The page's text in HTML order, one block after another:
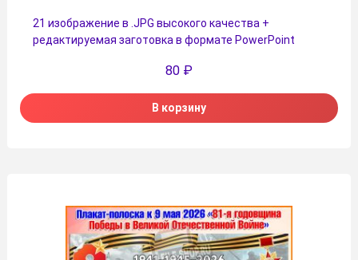
21 изображение в .JPG высокого качества +
редактируемая заготовка в формате PowerPoint
80 ₽
В корзину